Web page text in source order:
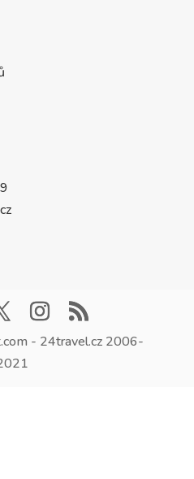
- 24travel.cz 2006-